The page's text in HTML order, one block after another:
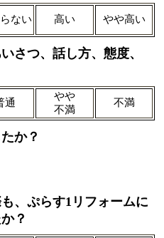
ない 高い やや高い
さつ、話し方、態度、
通
やや
不満
不満
か？
、ぷらす1リフォームに
？